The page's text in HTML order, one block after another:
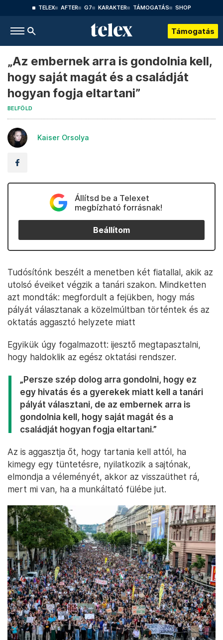
TELEX AFTER G7 KARAKTER TÁMOGATÁS SHOP
Támogatás
„Az embernek arra is gondolnia kell,
hogy saját magát és a családját
hogyan fogja eltartani”
BELFÖLD
Kaiser Orsolya
Állítsd be a Telexet
megbízható forrásnak!
Beállítom
Tudósítónk beszélt a menetben két fiatallal, akik az
utolsó éveiket végzik a tanári szakon. Mindketten
azt mondták: megfordult a fejükben, hogy más
pályát választanak a közelmúltban történtek és az
oktatás aggasztó helyzete miatt
Egyikük úgy fogalmazott: ijesztő megtapasztalni,
hogy haldoklik az egész oktatási rendszer.
„Persze szép dolog arra gondolni, hogy ez
egy hivatás és a gyerekek miatt kell a tanári
pályát választani, de az embernek arra is
gondolnia kell, hogy saját magát és a
családját hogyan fogja eltartani.”
Az is aggasztja őt, hogy tartania kell attól, ha
kimegy egy tüntetésre, nyilatkozik a sajtónak,
elmondja a véleményét, akkor az visszaüthet rá,
mert mi van, ha a munkáltató fülébe jut.